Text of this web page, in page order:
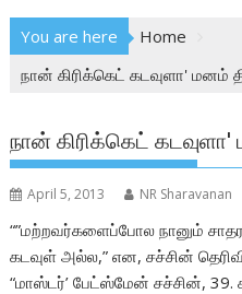
You are here
Home
நான் கிரிக்கெட் கடவுளா' மனம்
நான் கிரிக்கெட்
April 5, 2013 NR Sharavanan
“”மற்றவர்களைப்போல நானும்
கடவுள் அல்ல,” என, சச்சின்
“மாஸ்டர்’ பேட்ஸ்மேன் சச்சின்,